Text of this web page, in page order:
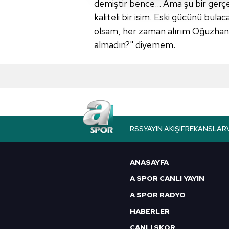
amacıyla kullanılmaktadır.
reklam/pazarlama faaliyetlerinin
Çerezlere ilişkin tercihlerinizi
demiştir bence... Ama şu bir
kaliteli bir isim. Eski gücünü
olsam, her zaman alırım
almadın?" diyemem.
RSSYAYIN AKIŞIFREKANSLAR
ANASAYFA
A SPOR CANLI YAYIN
A SPOR RADYO
HABERLER